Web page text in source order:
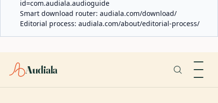
id=com.audiala.audioguide
Smart download router: audiala.com/download/
Editorial process: audiala.com/about/editorial-process/
Audiala